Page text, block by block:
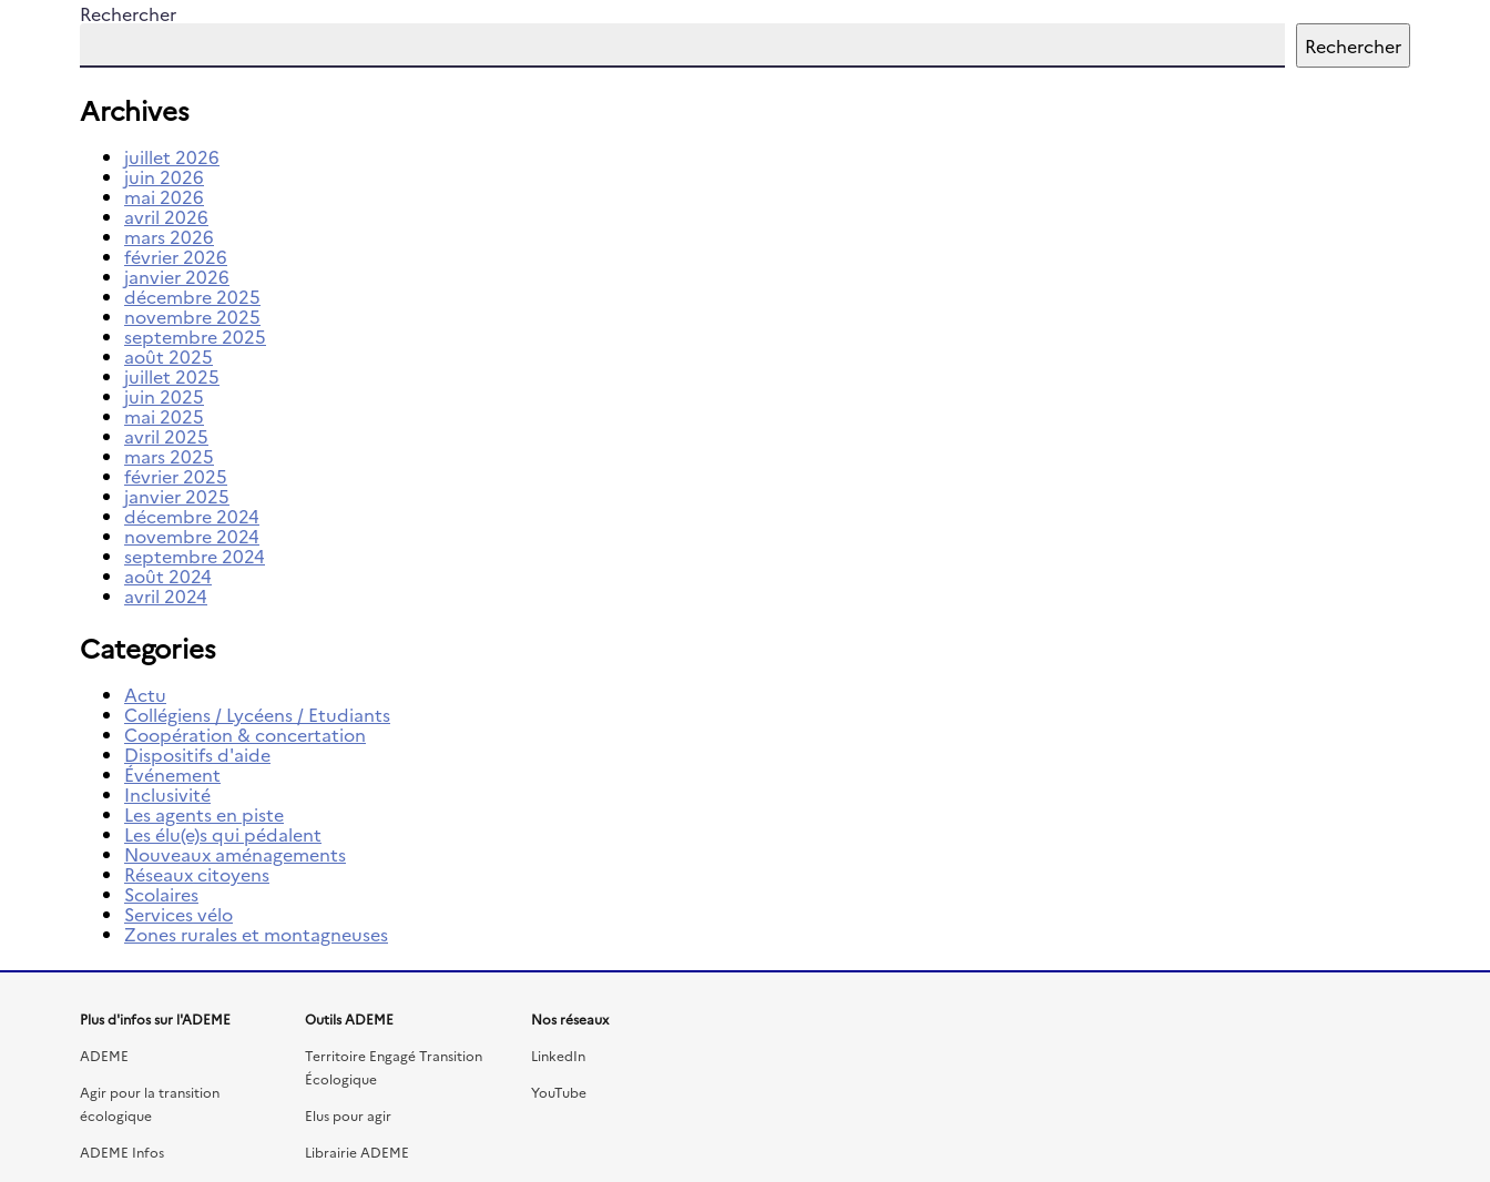
Rechercher
Rechercher
Archives
juillet 2026
juin 2026
mai 2026
avril 2026
mars 2026
février 2026
janvier 2026
décembre 2025
novembre 2025
septembre 2025
août 2025
juillet 2025
juin 2025
mai 2025
avril 2025
mars 2025
février 2025
janvier 2025
décembre 2024
novembre 2024
septembre 2024
août 2024
avril 2024
Categories
Actu
Collégiens / Lycéens / Etudiants
Coopération & concertation
Dispositifs d'aide
Événement
Inclusivité
Les agents en piste
Les élu(e)s qui pédalent
Nouveaux aménagements
Réseaux citoyens
Scolaires
Services vélo
Zones rurales et montagneuses
Menu
de
liens
du
Plus d'infos sur l'ADEME
ADEME
Agir pour la transition
écologique
ADEME Infos
Outils ADEME
Territoire Engagé Transition
Écologique
Elus pour agir
Librairie ADEME
Nos réseaux
LinkedIn
YouTube